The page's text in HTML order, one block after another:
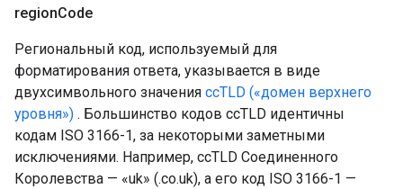
regionCode
Региональный код, используемый для
форматирования ответа, указывается в виде
двухсимвольного значения ccTLD («домен верхнего
уровня») . Большинство кодов ccTLD идентичны
кодам ISO 3166-1, за некоторыми заметными
исключениями. Например, ccTLD Соединенного
Королевства — «uk» (.co.uk), а его код ISO 3166-1 —